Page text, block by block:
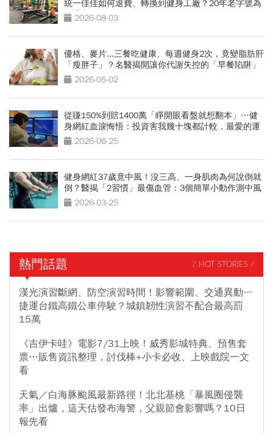
統一佳佳如何退費、轉換到健身工廠？20年老字號為
何退出
2026-08-03
優格、麥片...三餐吃健康、每週健身2次，竟變脂肪肝
「瘦胖子」？名醫揭開讓你代謝失控的「早餐陷阱」
2026-05-02
從賺150%到賠1400萬「睜開眼看盤就想翻本」…健
身網紅血淚悔悟：投資害我幾十塊都計較，最愛的運
動也放棄
2026-06-25
健身網紅37歲竟中風！沒三高、一身肌肉為何說倒就
倒？醫揭「2習慣」最傷血管：3個簡單小動作測中風
跡象2026-03-25
熱門話題 / HOT STORIES /
漢光演習斷網、防空演習時間！影響範圍、交通異動…
捷運台鐵高鐵公車停駛？城鎮韌性演習不配合最高罰
15萬
《吉伊卡哇》電影7/31上映！威秀影城特典、預售套
票…販售資訊整理，討伐棒+小卡必收、上映戲院一文
看
天氣／白海豚颱風最新路徑！北北基桃「暴風圈侵襲
率」出爐，這天估發布海警，父親節會影響嗎？10日
報先看